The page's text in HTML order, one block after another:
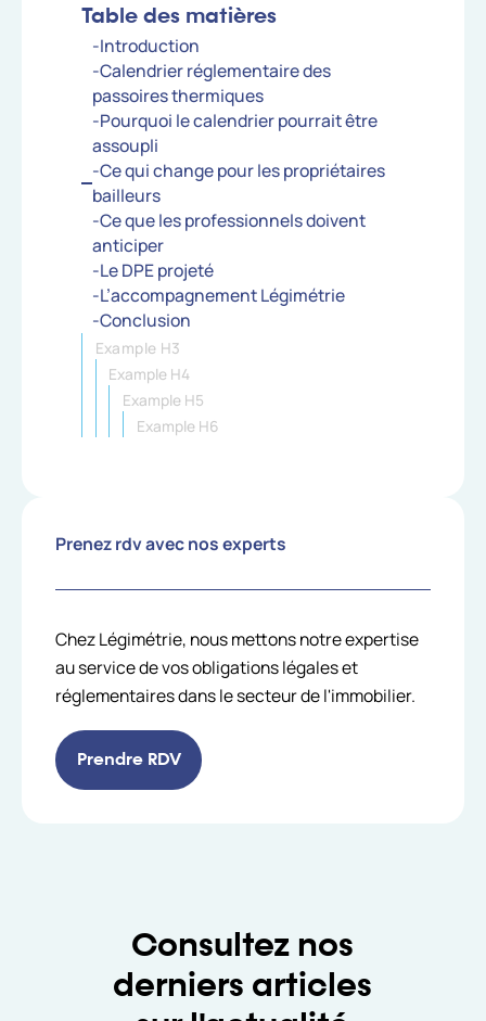
Table des matières
-Introduction
-Calendrier réglementaire des
passoires thermiques
-Pourquoi le calendrier pourrait être
assoupli
-Ce qui change pour les propriétaires
bailleurs
-Ce que les professionnels doivent
anticiper
-Le DPE projeté
-L’accompagnement Légimétrie
-Conclusion
Example H3
Example H4
Example H5
Example H6
Prenez rdv avec nos experts
Chez Légimétrie, nous mettons notre expertise
au service de vos obligations légales et
réglementaires dans le secteur de l'immobilier.
Prendre RDV
Consultez nos
derniers articles